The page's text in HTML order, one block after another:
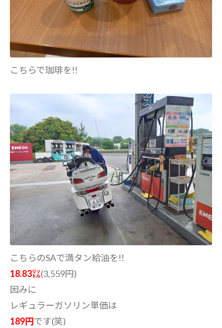
こちらで珈琲を!!
こちらのSAで満タン給油を!!
18.83㍑(3,559円)
因みに
レギュラーガソリン単価は
189円です(笑)